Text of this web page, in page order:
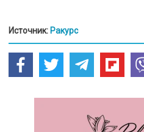
Источник: Ракурс